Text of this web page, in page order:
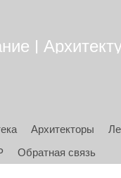
|
Архитекторы
Обратная связь